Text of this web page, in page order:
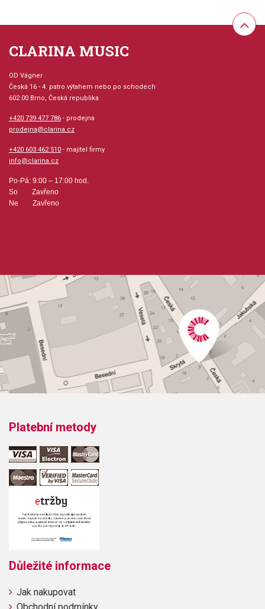
Počet stran: 16
hudební úprava: sborová partitura / klavír
Obsazení: sbor, kvartet
Odběr minimálně 3 kusy
Výrobce: Hal Leonard Corporation
CLARINA MUSIC
OD Vágner
Česká 16 - 4. patro výtahem nebo po schodech
602 00 Brno, Česká republika
+420 739 477 786 - prodejna
prodejna@clarina.cz
+420 603 462 510 - majitel firmy
info@clarina.cz
Po-Pá: 9:00 – 17:00 hod.
So Zavřeno
Ne Zavřeno
Platební metody
Důležité informace
Jak nakupovat